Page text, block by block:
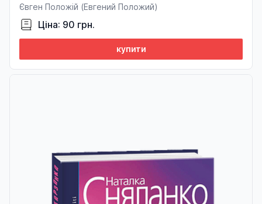
Євген Положій (Евгений Положий)
Ціна: 90 грн.
купити